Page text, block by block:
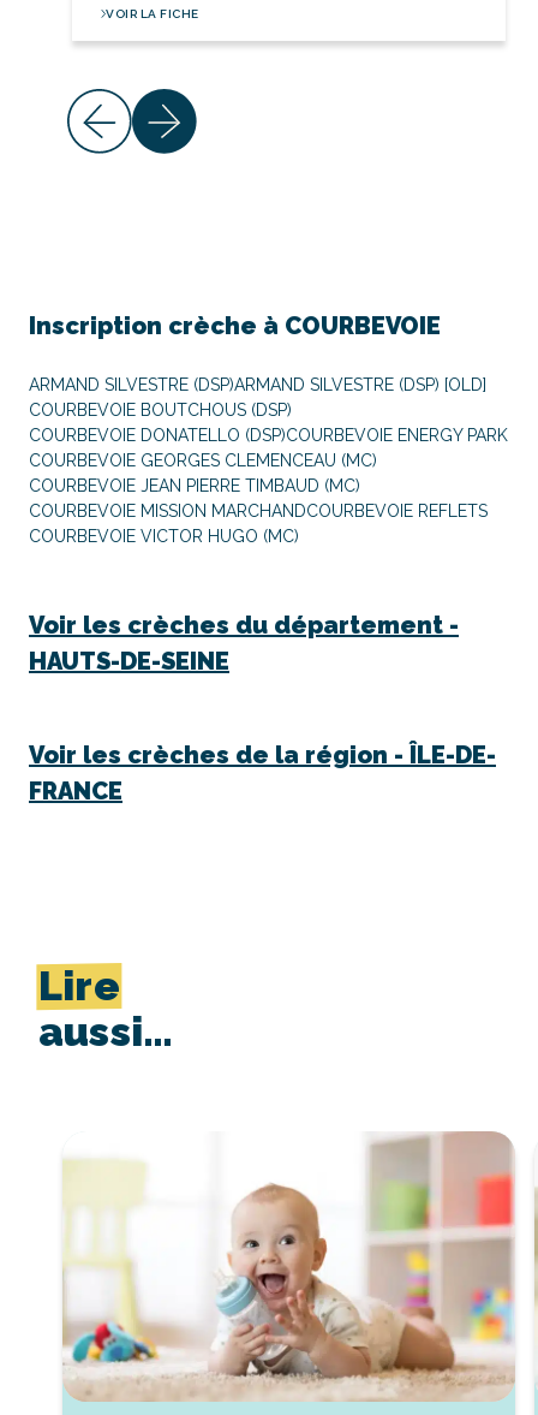
VOIR LA FICHE
Inscription crèche à COURBEVOIE
ARMAND SILVESTRE (DSP)ARMAND SILVESTRE (DSP) [OLD]
COURBEVOIE BOUTCHOUS (DSP)
COURBEVOIE DONATELLO (DSP)COURBEVOIE ENERGY PARK
COURBEVOIE GEORGES CLEMENCEAU (MC)
COURBEVOIE JEAN PIERRE TIMBAUD (MC)
COURBEVOIE MISSION MARCHANDCOURBEVOIE REFLETS
COURBEVOIE VICTOR HUGO (MC)
Voir les crèches du département -
HAUTS-DE-SEINE
Voir les crèches de la région - ÎLE-DE-
FRANCE
Lire
aussi…